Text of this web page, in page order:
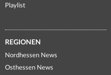
Playlist
REGIONEN
Nordhessen News
Osthessen News